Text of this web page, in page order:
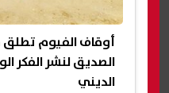
أوقاف الفيوم تطلق
الصديق لنشر الفكر
الديني